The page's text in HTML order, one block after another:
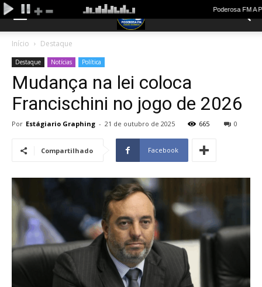
Início Destaque
Destaque Notícias Política
Mudança na lei coloca
Francischini no jogo de 2026
Por Estágiario Graphing - 21 de outubro de 2025 665 0
Compartilhado Facebook